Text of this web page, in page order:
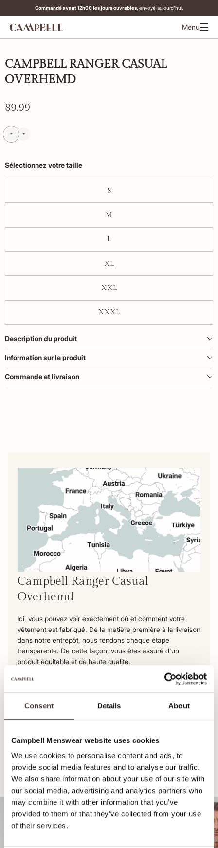
Consent Details About
Campbell Menswear website uses cookies
We use cookies to personalise content and ads, to
provide social media features and to analyse our traffic.
We also share information about your use of our site with
our social media, advertising and analytics partners who
may combine it with other information that you’ve
provided to them or that they’ve collected from your use
of their services.
Commandé avant 12h00 les jours ouvrables, envoyé aujourd'hui.
Menu
CAMPBELL RANGER CASUAL
OVERHEMD
89.99
Sélectionnez votre taille
S
M
L
XL
XXL
XXXL
Description du produit
Information sur le produit
Commande et livraison
Campbell Ranger Casual
Overhemd
Ici, vous pouvez voir exactement où et comment votre
vêtement est fabriqué. De la matière première à la livraison
dans notre entrepôt, nous rendons chaque étape
transparente. De cette façon, vous êtes assuré d'un
produit équitable et de haute qualité.
Recommandé pour votre look